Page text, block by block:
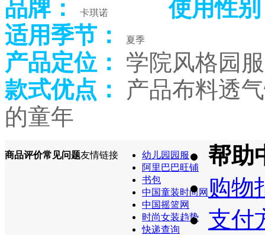
品牌： 卡琪诺
使用性
适用季节：
夏季
产品定位：
学院风格园服
款式优点：
产品布料透
的童年
商品评价常见问题友情链接
幼儿园园服
阿里巴巴旺铺
书包
中国童装时尚网
中国摇篮网
时尚女装趋势
快递查询
帮助
购物
支付